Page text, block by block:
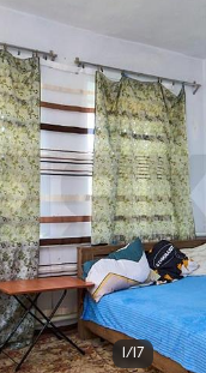
1/17